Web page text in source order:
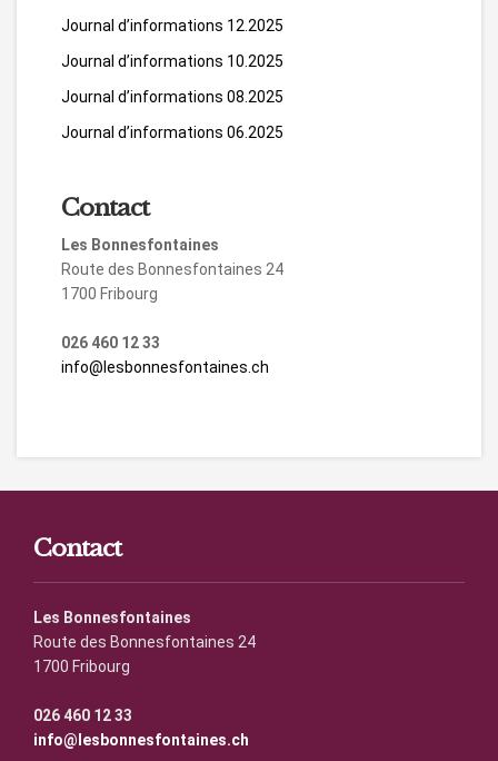
Journal d’informations 12.2025
Journal d’informations 10.2025
Journal d’informations 08.2025
Journal d’informations 06.2025
Contact
Les Bonnesfontaines
Route des Bonnesfontaines 24
1700 Fribourg
026 460 12 33
info@lesbonnesfontaines.ch
Contact
Les Bonnesfontaines
Route des Bonnesfontaines 24
1700 Fribourg
026 460 12 33
info@lesbonnesfontaines.ch